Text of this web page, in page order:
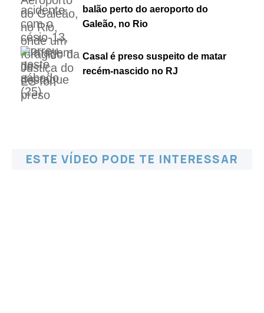
balão perto do aeroporto do
Galeão, no Rio
Casal é preso suspeito de matar
recém-nascido no RJ
ESTE VÍDEO PODE TE INTERESSAR